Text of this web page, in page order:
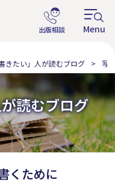
書きたい」人が読むブログ 写
読むブログ
くために